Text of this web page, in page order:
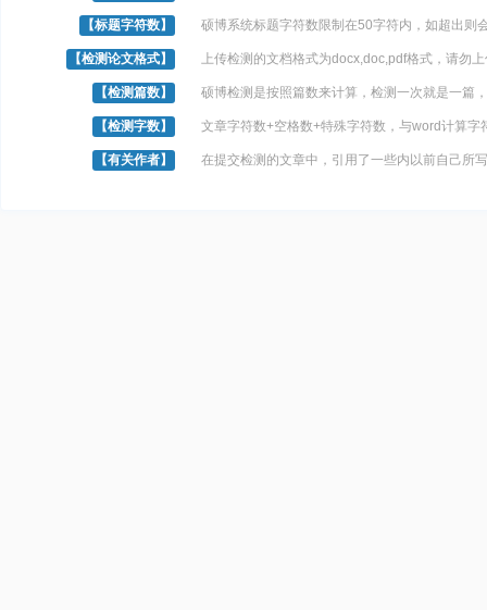
【标题字符数】 硕博系统标题字符数限制在50字符内，如超出则
【检测论文格式】 上传检测的文档格式为docx,doc,pdf格式，请勿
【检测篇数】 硕博检测是按照篇数来计算，检测一次就是一篇
【检测字数】 文章字符数+空格数+特殊字符数，与word计算
【有关作者】 在提交检测的文章中，引用了一些内以前自己所